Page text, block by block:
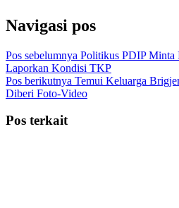
Navigasi pos
Pos sebelumnya Politikus PDIP Minta
Laporkan Kondisi TKP
Pos berikutnya Temui Keluarga
Diberi Foto-Video
Pos terkait